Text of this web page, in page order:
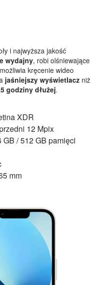
i najwyższa jakość
wydajny, robi olśniewające
kręcenie wideo
jaśniejszy wyświetlacz niż
godziny dłużej.
XDR
12 Mpix
/ 512 GB pamięci
mm